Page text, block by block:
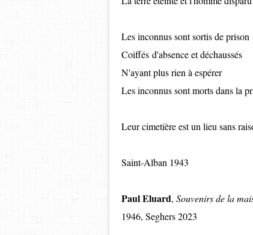
Les inconnus sont sortis de prison
Coiffés d'absence et déchaussés
N'ayant plus rien à espérer
Les inconnus sont morts dans la
Leur cimetière est un lieu sans
Saint-Alban 1943
Paul Eluard, Souvenirs de la
1946, Seghers 2023